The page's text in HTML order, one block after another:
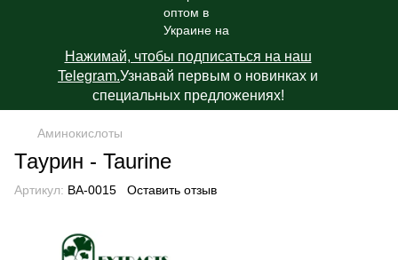
Нажимай, чтобы подписаться на наш
Telegram.Узнавай первым о новинках и
специальных предложениях!
Аминокислоты
Таурин - Taurine
Артикул: BA-0015 Оставить отзыв